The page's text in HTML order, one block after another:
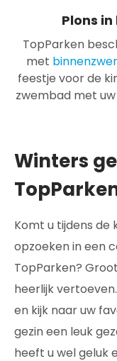
Plons
TopParken
met
feestje voor de
zwembad met
Winters
Komt u tijdens
opzoeken in een
TopParken?
heerlijk
en kijk naar uw
gezin een leuk
heeft u wel geluk